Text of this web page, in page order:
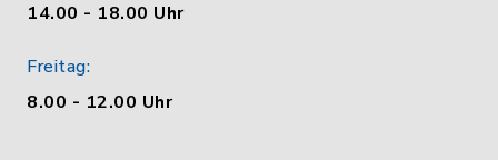
14.00 - 18.00 Uhr
Freitag:
8.00 - 12.00 Uhr